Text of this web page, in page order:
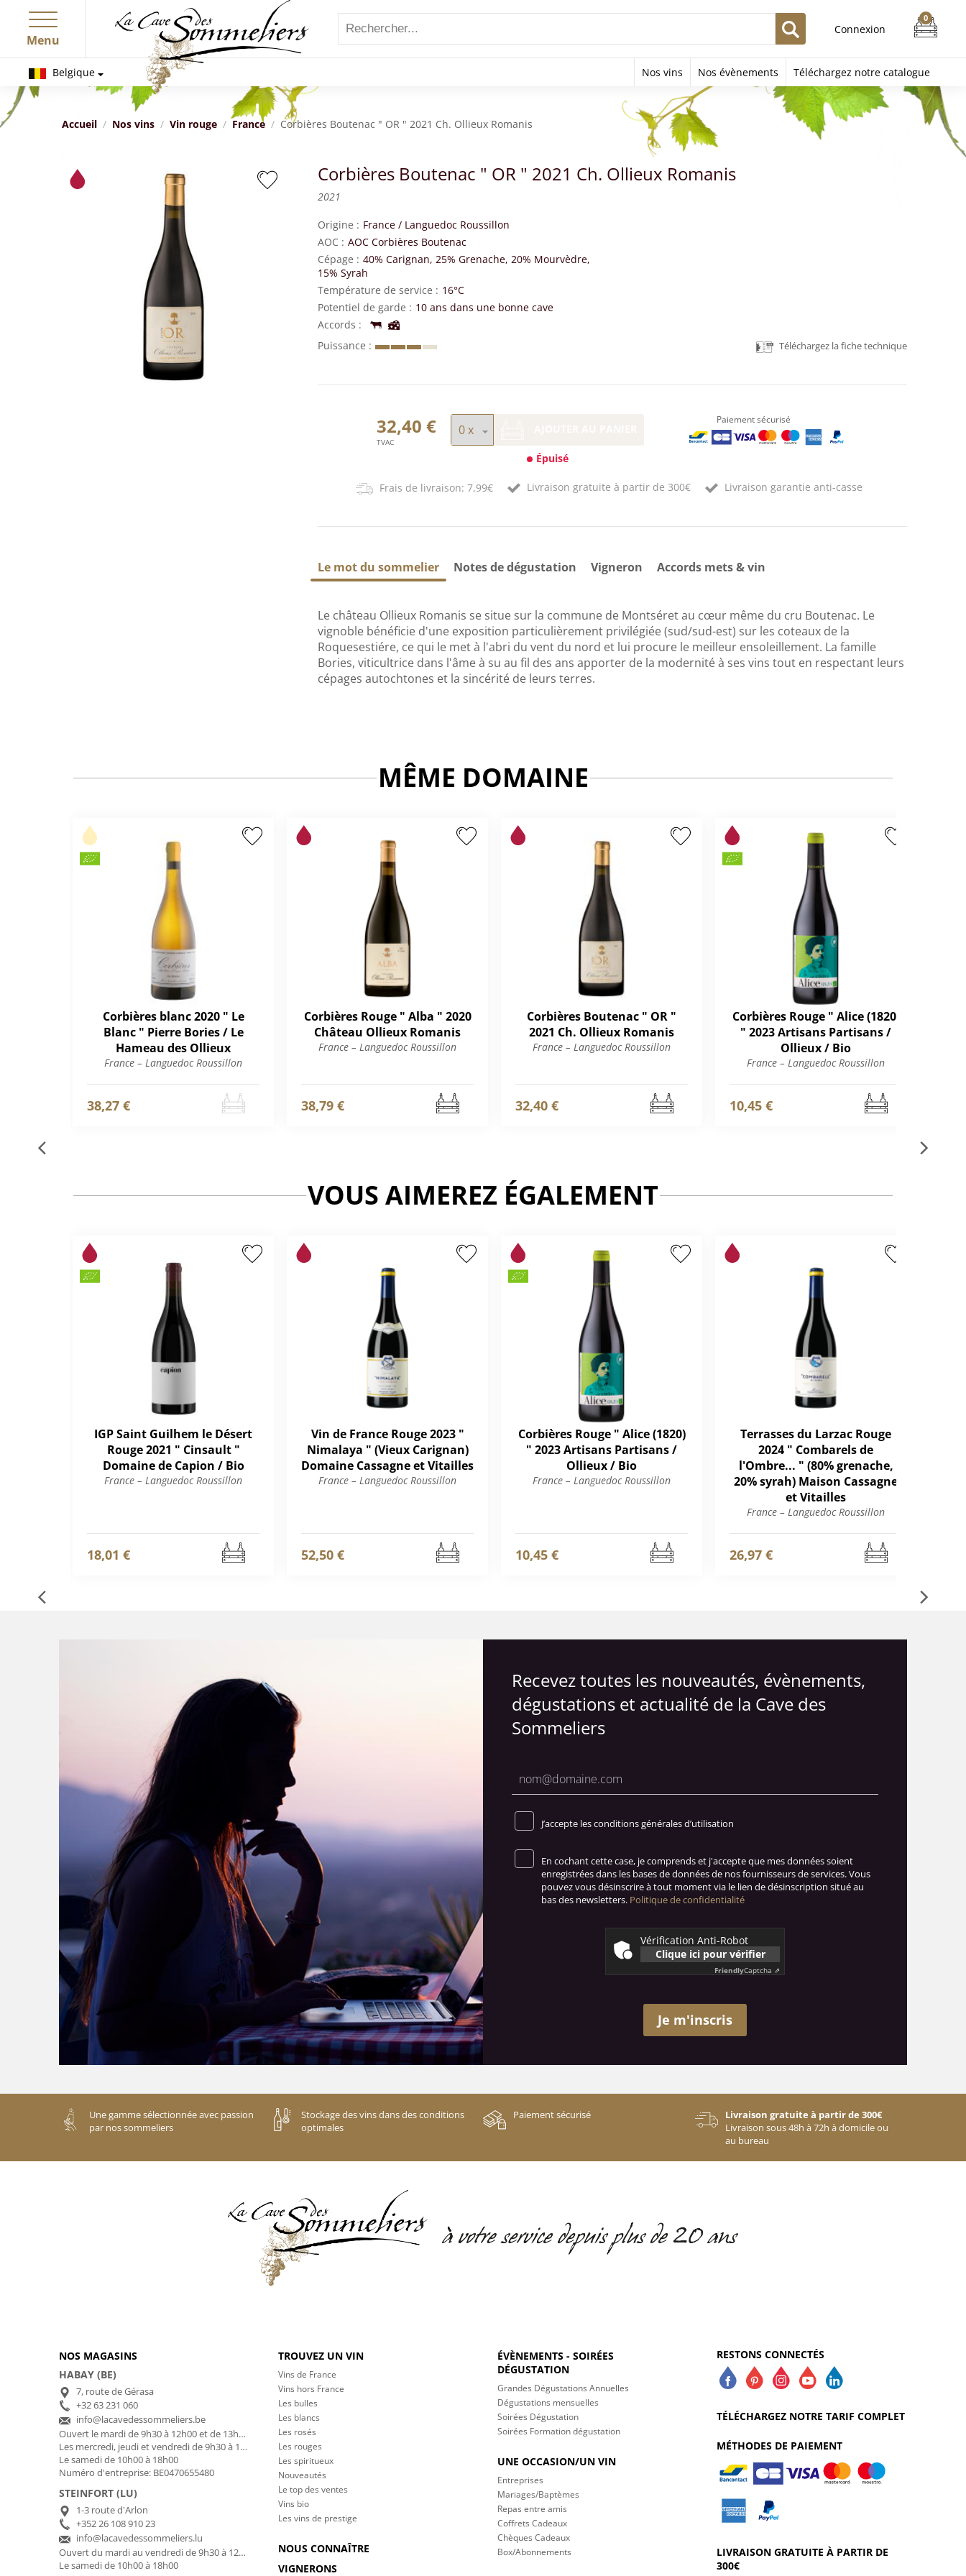
Connexion
Menu
Belgique Nos vins Nos évènements Téléchargez notre catalogue
Accueil Nos vins Vin rouge France Corbières Boutenac " OR " 2021 Ch. Ollieux Romanis
Corbières Boutenac " OR " 2021 Ch. Ollieux Romanis
2021
Origine France / Languedoc Roussillon
AOC
AOC Corbières Boutenac
Cépage
40% Carignan, 25% Grenache, 20% Mourvèdre,
15% Syrah
Température de service
16°C
Potentiel de garde
10 ans dans une bonne cave
Accords
Puissance
Téléchargez la fiche technique
32,40 €
TVAC
Épuisé
Paiement sécurisé
Frais de livraison: 7,99€ Livraison gratuite à partir de 300€ Livraison garantie anti-casse
Le mot du sommelier Notes de dégustation Vigneron Accords mets & vin
Le château Ollieux Romanis se situe sur la commune de Montséret au cœur même du cru Boutenac. Le
vignoble bénéficie d'une exposition particulièrement privilégiée (sud/sud-est) sur les coteaux de la
Roquesestiére, ce qui le met à l'abri du vent du nord et lui procure le meilleur ensoleillement. La famille
Bories, viticultrice dans l'âme à su au fil des ans apporter de la modernité à ses vins tout en respectant leurs
cépages autochtones et la sincérité de leurs terres.
MÊME DOMAINE
Corbières blanc 2020 " Le
Blanc " Pierre Bories / Le
Hameau des Ollieux
France – Languedoc Roussillon
38,27 €
Corbières Rouge " Alba " 2020
Château Ollieux Romanis
France – Languedoc Roussillon
38,79 €
Corbières Boutenac " OR "
2021 Ch. Ollieux Romanis
France – Languedoc Roussillon
32,40 €
Corbières Rouge " Alice (1820)
" 2023 Artisans Partisans /
Ollieux / Bio
France – Languedoc Roussillon
10,45 €
VOUS AIMEREZ ÉGALEMENT
IGP Saint Guilhem le Désert
Rouge 2021 " Cinsault "
Domaine de Capion / Bio
France – Languedoc Roussillon
18,01 €
Vin de France Rouge 2023 "
Nimalaya " (Vieux Carignan)
Domaine Cassagne et Vitailles
France – Languedoc Roussillon
52,50 €
Corbières Rouge " Alice (1820)
" 2023 Artisans Partisans /
Ollieux / Bio
France – Languedoc Roussillon
10,45 €
Terrasses du Larzac Rouge
2024 " Combarels de
l'Ombre... " (80% grenache,
20% syrah) Maison Cassagne
et Vitailles
France – Languedoc Roussillon
26,97 €
Recevez toutes les nouveautés, évènements,
dégustations et actualité de la Cave des
Sommeliers
J’accepte les conditions générales d’utilisation
En cochant cette case, je comprends et j'accepte que mes données soient
enregistrées dans les bases de données de nos fournisseurs de services. Vous
pouvez vous désinscrire à tout moment via le lien de désinscription situé au
bas des newsletters. Politique de confidentialité
Vérification Anti-Robot
Clique ici pour vérifier
FriendlyCaptcha ⇗
Je m'inscris
Une gamme sélectionnée avec passion
par nos sommeliers
Stockage des vins dans des conditions
optimales
Paiement sécurisé
Livraison gratuite à partir de 300€
Livraison sous 48h à 72h à domicile ou
au bureau
NOS MAGASINS
HABAY (BE)
7, route de Gérasa
+32 63 231 060
info@lacavedessommeliers.be
Ouvert le mardi de 9h30 à 12h00 et de 13h00 à 17h00
Les mercredi, jeudi et vendredi de 9h30 à 12h00 et de 13h00 à 18h30
Le samedi de 10h00 à 18h00
Numéro d'entreprise: BE0470655480
STEINFORT (LU)
1-3 route d'Arlon
+352 26 108 910 23
info@lacavedessommeliers.lu
Ouvert du mardi au vendredi de 9h30 à 12h00 et de 13h00 à 18h30
Le samedi de 10h00 à 18h00
TROUVEZ UN VIN
Vins de France
Vins hors France
Les bulles
Les blancs
Les rosés
Les rouges
Les spiritueux
Nouveautés
Le top des ventes
Vins bio
Les vins de prestige
NOUS CONNAÎTRE
VIGNERONS
ÉVÈNEMENTS - SOIRÉES
DÉGUSTATION
Grandes Dégustations Annuelles
Dégustations mensuelles
Soirées Dégustation
Soirées Formation dégustation
UNE OCCASION/UN VIN
Entreprises
Mariages/Baptèmes
Repas entre amis
Coffrets Cadeaux
Chèques Cadeaux
Box/Abonnements
RESTONS CONNECTÉS
TÉLÉCHARGEZ NOTRE TARIF COMPLET
MÉTHODES DE PAIEMENT
LIVRAISON GRATUITE À PARTIR DE
300€